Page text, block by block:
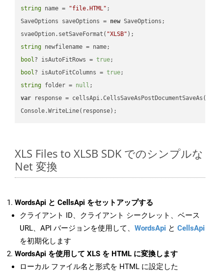
string name = "file.HTML" ;
SaveOptions saveOptions = new SaveOptions;
svaeOption.setSaveFormat( "XLSB"
string
bool? isAutoFitRows = true
bool? isAutoFitColumns = true
string folder = null
var response =
XLS Files to XLSB SDK でのシンプルな
Net 変換
WordsApi と CellsApi をセットアップする
クライアント ID、クライアント シークレット、ベース
URL、API バージョンを使用して、 WordsApi と CellsApi
を初期化します
WordsApi を使用して XLS を HTML に変換します
ローカル ファイル名と形式を HTML に設定した